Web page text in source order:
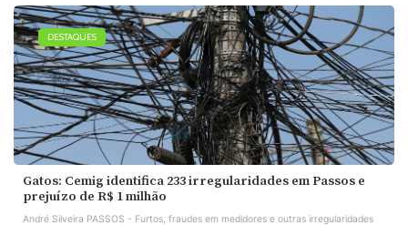
DESTAQUES
Gatos: Cemig identifica 233 irregularidades em Passos e
prejuízo de R$ 1 milhão
André Silveira PASSOS - Furtos, fraudes em medidores e outras irregularidades